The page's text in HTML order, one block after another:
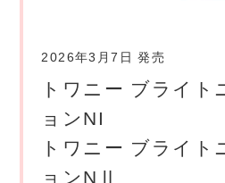
2026年3月7日 発売
トワニー ブライト
ョンNI
トワニー ブライト
ョンNⅡ